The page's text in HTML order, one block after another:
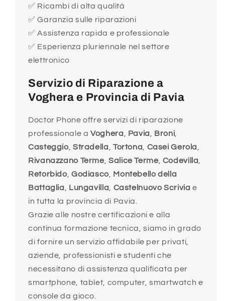
✅ Ricambi di alta qualità
✅ Garanzia sulle riparazioni
✅ Assistenza rapida e professionale
✅ Esperienza pluriennale nel settore
elettronico
Servizio di Riparazione a
Voghera e Provincia di Pavia
Doctor Phone offre servizi di riparazione
professionale aVoghera Pavia Broni
Casteggio Stradella Tortona Casei Gerola
Rivanazzano Terme Salice Terme Codevilla
Retorbido Godiasco
Montebello della
Battaglia
Lungavilla Castelnuovo Scrivia e
in tutta la provincia di Pavia.
Grazie alle nostre certificazioni e alla
continua formazione tecnica, siamo in grado
di fornire un servizio affidabile per privati,
aziende, professionisti e studenti che
necessitano di assistenza qualificata per
smartphone, tablet, computer, smartwatch e
console da gioco.